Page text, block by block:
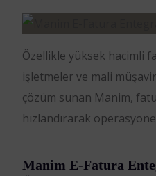
Özellikle yüksek hacimli
işletmeler ve mali
çözüm sunan Manim,
hızlandırarak
Manim E-Fatura